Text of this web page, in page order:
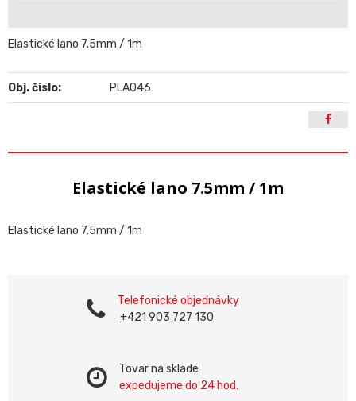
Elastické lano 7.5mm / 1m
Obj. čislo: PLA046
Elastické lano 7.5mm / 1m
Elastické lano 7.5mm / 1m
Telefonické objednávky
+421 903 727 130
Tovar na sklade
expedujeme do 24 hod.